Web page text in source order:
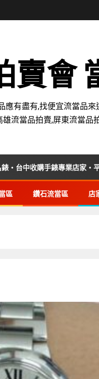
賣會
有盡有,找便宜流當品
流當品拍賣,屏東流當品
收購手錶專業店家・平價手
區 鑽石流當區 店